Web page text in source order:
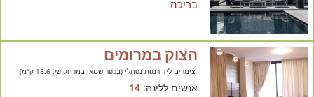
בריכה
הצוק במרומים
צימרים ליד רמות נפתלי (בכפר שמאי במרחק של 18.6 ק"מ)
אנשים ללינה:14